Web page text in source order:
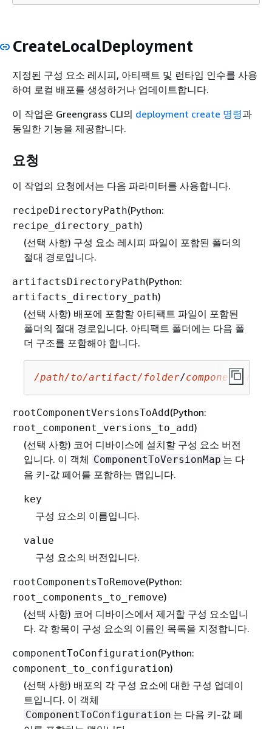
CreateLocalDeployment
지정된 구성 요소 레시피, 아티팩트 및 런타임 인수를 사용
하여 로컬 배포를 생성하거나 업데이트합니다.
이 작업은 Greengrass CLI의 deployment create 명령과
동일한 기능을 제공합니다.
요청
이 작업의 요청에서는 다음 파라미터를 사용합니다.
recipeDirectoryPath(Python:
recipe_directory_path)
(선택 사항) 구성 요소 레시피 파일이 포함된 폴더의
절대 경로입니다.
artifactsDirectoryPath(Python:
artifacts_directory_path)
(선택 사항) 배포에 포함할 아티팩트 파일이 포함된
폴더의 절대 경로입니다. 아티팩트 폴더에는 다음 폴
더 구조를 포함해야 합니다.
/path/to/artifact/folder/component-name
rootComponentVersionsToAdd(Python:
root_component_versions_to_add)
(선택 사항) 코어 디바이스에 설치할 구성 요소 버전
입니다. 이 객체 ComponentToVersionMap 는 다
음 키-값 페어를 포함하는 맵입니다.
key
구성 요소의 이름입니다.
value
구성 요소의 버전입니다.
rootComponentsToRemove(Python:
root_components_to_remove)
(선택 사항) 코어 디바이스에서 제거할 구성 요소입니
다. 각 항목이 구성 요소의 이름인 목록을 지정합니다.
componentToConfiguration(Python:
component_to_configuration)
(선택 사항) 배포의 각 구성 요소에 대한 구성 업데이
트입니다. 이 객체
ComponentToConfiguration 는 다음 키-값 페